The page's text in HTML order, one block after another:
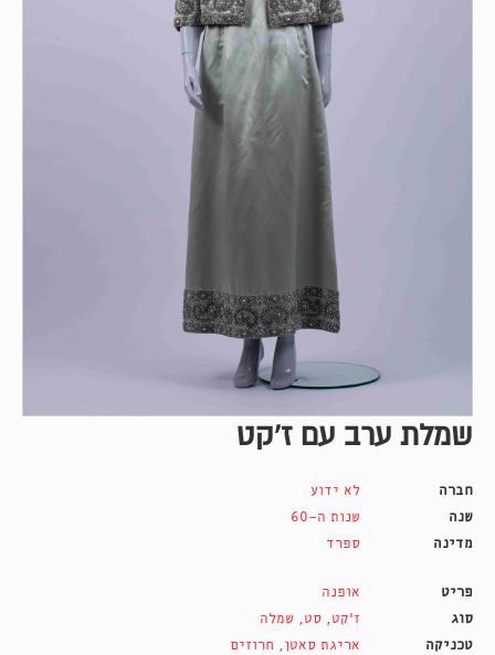
שמלת ערב עם ז'קט
חברה
לא ידוע
שנה
שנות ה-60
מדינה
ספרד
פריט
אופנה
סוג
ז'קט, סט, שמלה
טכניקה
אריגת סאטן, חרוזים